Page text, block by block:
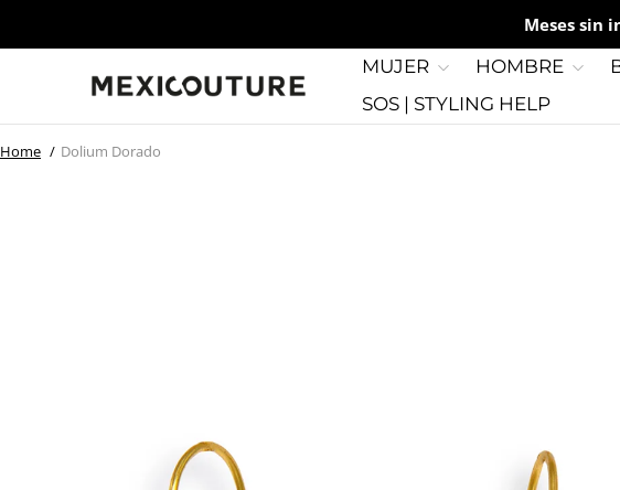
Meses sin
MUJER HOMBRE
SOS | STYLING HELP
Home Dolium Dorado